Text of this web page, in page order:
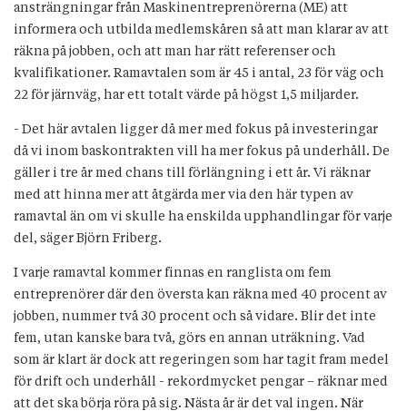
ansträngningar från Maskinentreprenörerna (ME) att
informera och utbilda medlemskåren så att man klarar av att
räkna på jobben, och att man har rätt referenser och
kvalifikationer. Ramavtalen som är 45 i antal, 23 för väg och
22 för järnväg, har ett totalt värde på högst 1,5 miljarder.
- Det här avtalen ligger då mer med fokus på investeringar
då vi inom baskontrakten vill ha mer fokus på underhåll. De
gäller i tre år med chans till förlängning i ett år. Vi räknar
med att hinna mer att åtgärda mer via den här typen av
ramavtal än om vi skulle ha enskilda upphandlingar för varje
del, säger Björn Friberg.
I varje ramavtal kommer finnas en ranglista om fem
entreprenörer där den översta kan räkna med 40 procent av
jobben, nummer två 30 procent och så vidare. Blir det inte
fem, utan kanske bara två, görs en annan uträkning. Vad
som är klart är dock att regeringen som har tagit fram medel
för drift och underhåll - rekordmycket pengar – räknar med
att det ska börja röra på sig. Nästa år är det val ingen. När